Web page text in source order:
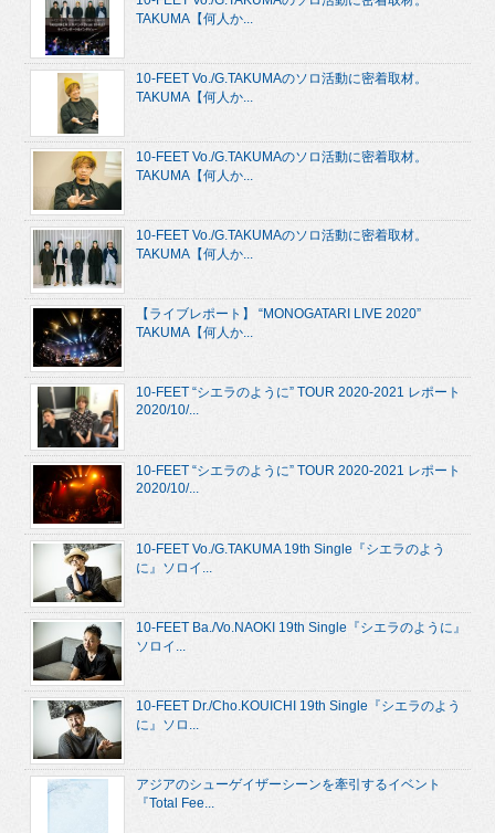
TAKUMA【何人か...
10-FEET Vo./G.TAKUMAのソロ活動に密着取材。
TAKUMA【何人か...
10-FEET Vo./G.TAKUMAのソロ活動に密着取材。
TAKUMA【何人か...
10-FEET Vo./G.TAKUMAのソロ活動に密着取材。
TAKUMA【何人か...
【ライブレポート】 “MONOGATARI LIVE 2020”
TAKUMA【何人か...
10-FEET “シエラのように” TOUR 2020-2021 レポート
2020/10/...
10-FEET “シエラのように” TOUR 2020-2021 レポート
2020/10/...
10-FEET Vo./G.TAKUMA 19th Single『シエラのよう
に』ソロイ...
10-FEET Ba./Vo.NAOKI 19th Single『シエラのように』
ソロイ...
10-FEET Dr./Cho.KOUICHI 19th Single『シエラのよう
に』ソロ...
アジアのシューゲイザーシーンを牽引するイベント
『Total Fee...